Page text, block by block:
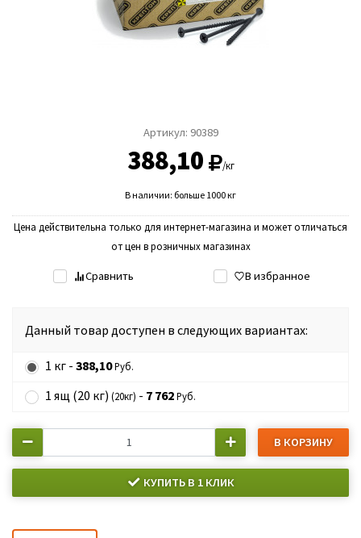
Артикул: 90389
388,10 /кг
В наличии: больше 1000 кг
Цена действительна только для интернет-магазина и может отличаться
от цен в розничных магазинах
Сравнить В избранное
Данный товар доступен в следующих вариантах:
1 кг - 388,10Руб.
1 ящ (20 кг) (20кг) - 7 762Руб.
В КОРЗИНУ
КУПИТЬ В 1 КЛИК